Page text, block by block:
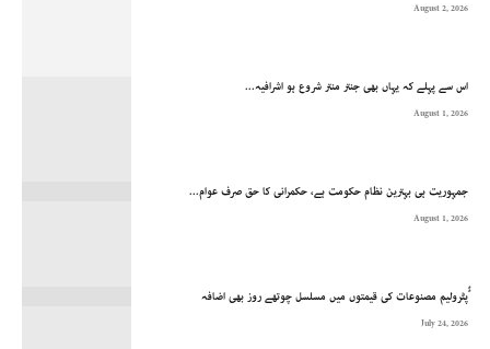
August 2, 2026
اس سے پہلے کہ یہاں بھی جنتر منتر شروع ہو اشرافیہ...
August 1, 2026
جمہوریت ہی بہترین نظام حکومت ہے، حکمرانی کا حق صرف عوام...
August 1, 2026
ُُپٹرولیم مصنوعات کی قیمتوں میں مسلسل چوتھے روز بھی اضافہ
July 24, 2026